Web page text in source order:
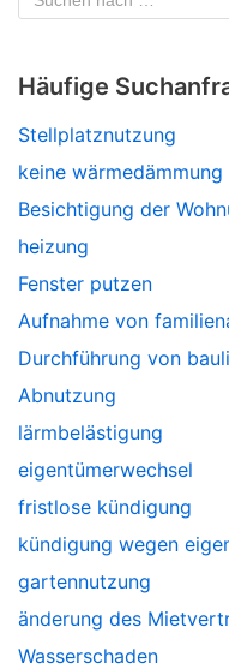
Häufige
Stellplatznutzung
keine wärmedämmung
Besichtigung der
heizung
Fenster putzen
Aufnahme von
Durchführung von
Abnutzung
lärmbelästigung
eigentümerwechsel
fristlose kündigung
kündigung wegen
gartennutzung
änderung des
Wasserschaden